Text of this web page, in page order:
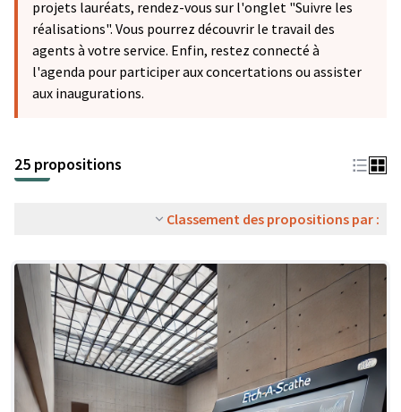
projets lauréats, rendez-vous sur l'onglet "Suivre les
réalisations". Vous pourrez découvrir le travail des
agents à votre service. Enfin, restez connecté à
l'agenda pour participer aux concertations ou assister
aux inaugurations.
25 propositions
Classement des propositions par :